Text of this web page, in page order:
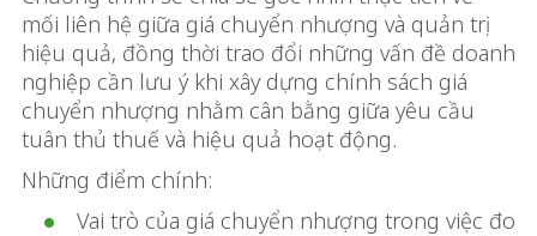
mối liên hệ giữa giá chuyển nhượng và quản trị
hiệu quả, đồng thời trao đổi những vấn đề doanh
nghiệp cần lưu ý khi xây dựng chính sách giá
chuyển nhượng nhằm cân bằng giữa yêu cầu
tuân thủ thuế và hiệu quả hoạt động.
Những điểm chính:
Vai trò của giá chuyển nhượng trong việc đo